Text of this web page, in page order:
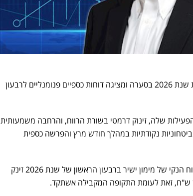
חברת האשראי החוץ-בנקאי מימון ישיר פותחת את שנת 2026 בסערה ומציגה דוחות כספיים פנומנליים לרבעון
שלה, זינוק דרמטי בשורת הרווח, והרחבה משמעותית
נקודתיות במהלך חודש מרץ והפרשה כספית
על פי הנתונים הרשמיים שמפרסמת החברה, הרווח הנקי של מימון ישיר ברבעון הראשון של שנת 2026 זינק